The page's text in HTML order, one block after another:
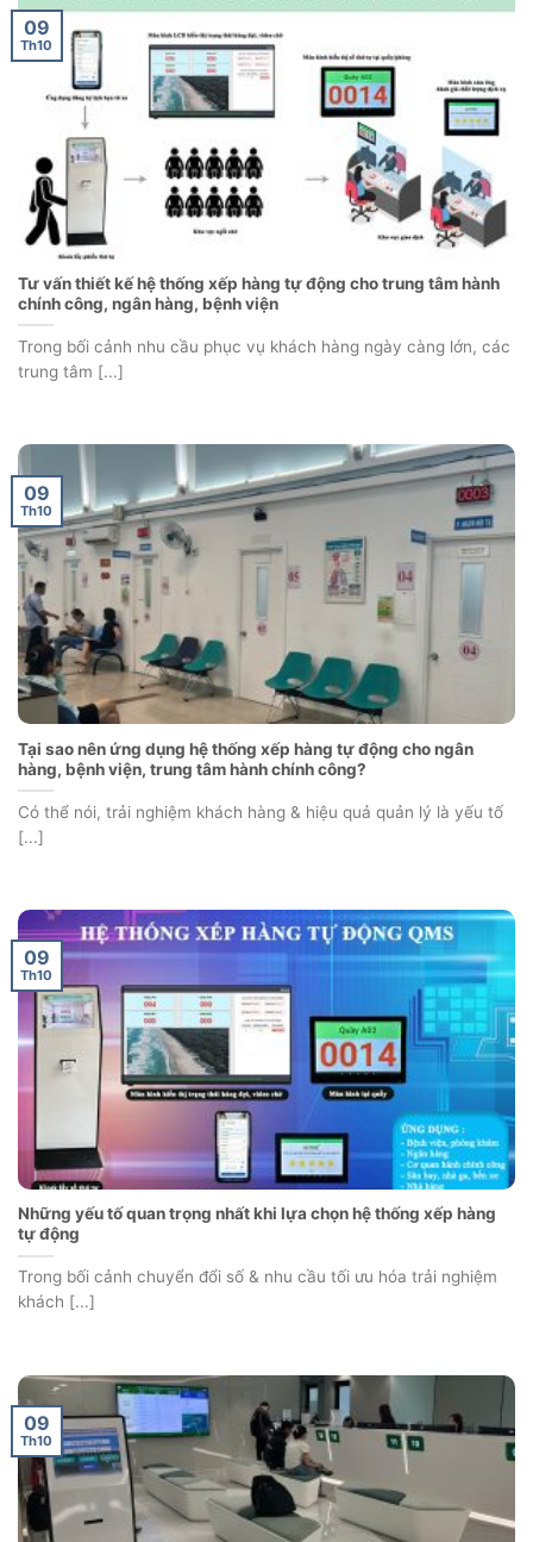
Tư vấn thiết kế hệ thống xếp hàng tự động cho trung tâm hành
chính công, ngân hàng, bệnh viện
Trong bối cảnh nhu cầu phục vụ khách hàng ngày càng lớn, các
trung tâm [...]
09
Th10
Tại sao nên ứng dụng hệ thống xếp hàng tự động cho ngân
hàng, bệnh viện, trung tâm hành chính công?
Có thể nói, trải nghiệm khách hàng & hiệu quả quản lý là yếu tố
[...]
09
Th10
Những yếu tố quan trọng nhất khi lựa chọn hệ thống xếp hàng
tự động
Trong bối cảnh chuyển đổi số & nhu cầu tối ưu hóa trải nghiệm
khách [...]
09
Th10
09
Th10